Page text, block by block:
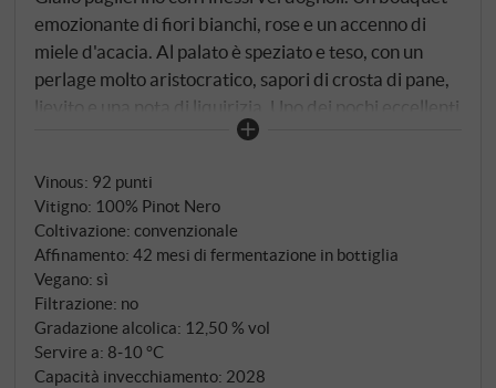
emozionante di fiori bianchi, rose e un accenno di
miele d'acacia. Al palato è speziato e teso, con un
perlage molto aristocratico, sapori di crosta di pane,
lievito e una nota di liquirizia. Uno dei pochi eccellenti
Metodo Classico del Veneto prodotto con il 100% di
Vinous: 92 punti
Vitigno: 100% Pinot Nero
Coltivazione: convenzionale
Affinamento: 42 mesi di fermentazione in bottiglia
Vegano: sì
Filtrazione: no
Gradazione alcolica: 12,50 % vol
Servire a: 8‑10 °C
Capacità invecchiamento: 2028